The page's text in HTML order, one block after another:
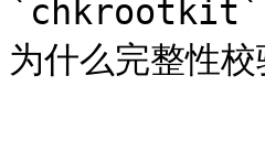
`chkrootkit`）
为什么完整性